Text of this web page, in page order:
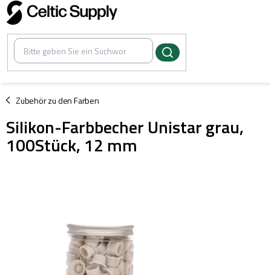
Zum
Inhalt
springen
Zubehör zu den Farben
/
Silikon-Farbbecher Unistar grau,
100Stück, 12 mm